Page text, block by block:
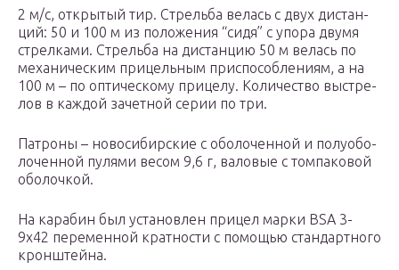
2 м/с, от­кры­тый тир. Стрель­ба ве­лась с двух дис­тан­
ций: 50 и 100 м из по­ло­же­ния “си­дя” с упо­ра дву­мя
стрел­ка­ми. Стрель­ба на дис­тан­цию 50 м ве­лась по
ме­ха­ни­че­с­ким при­цель­ным при­спо­соб­ле­ни­ям, а на
100 м – по оп­ти­че­с­ко­му при­це­лу. Ко­ли­че­ст­во вы­ст­ре­
лов в каж­дой за­чет­ной се­рии по три.
Па­тро­ны – но­во­си­бир­ские с обо­ло­чен­ной и по­лу­обо­
ло­чен­ной пу­ля­ми ве­сом 9,6 г, ва­ло­вые с том­па­ко­вой
обо­лоч­кой.
На ка­ра­бин был ус­та­нов­лен при­цел мар­ки BSA 3-
9х42 пе­ре­мен­ной крат­но­с­ти с по­мо­щью стан­дарт­но­го
крон­штей­на.